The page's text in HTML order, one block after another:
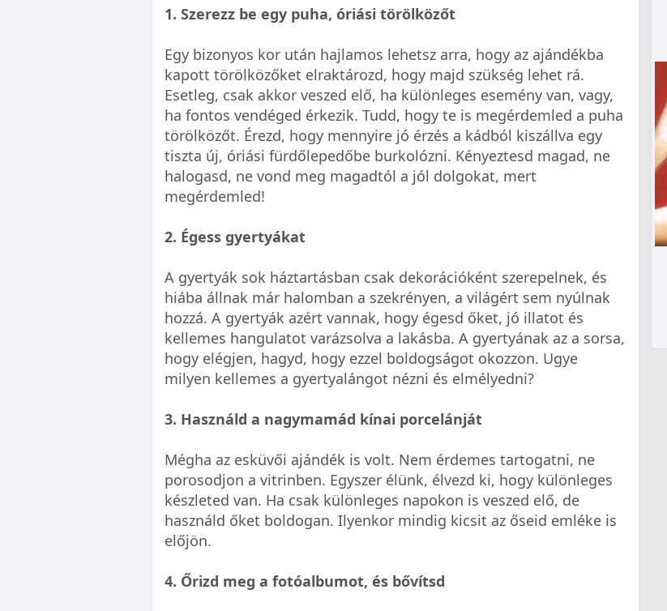
1. Szerezz be egy puha, óriási törölközőt
Egy bizonyos kor után hajlamos lehetsz arra, hogy az ajándékba
kapott törölközőket elraktározd, hogy majd szükség lehet rá.
Esetleg, csak akkor veszed elő, ha különleges esemény van, vagy,
ha fontos vendéged érkezik. Tudd, hogy te is megérdemled a puha
törölközőt. Érezd, hogy mennyire jó érzés a kádból kiszállva egy
tiszta új, óriási fürdőlepedőbe burkolózni. Kényeztesd magad, ne
halogasd, ne vond meg magadtól a jól dolgokat, mert
megérdemled!
2. Égess gyertyákat
A gyertyák sok háztartásban csak dekorációként szerepelnek, és
hiába állnak már halomban a szekrényen, a világért sem nyúlnak
hozzá. A gyertyák azért vannak, hogy égesd őket, jó illatot és
kellemes hangulatot varázsolva a lakásba. A gyertyának az a sorsa,
hogy elégjen, hagyd, hogy ezzel boldogságot okozzon. Ugye
milyen kellemes a gyertyalángot nézni és elmélyedni?
3. Használd a nagymamád kínai porcelánját
Mégha az esküvői ajándék is volt. Nem érdemes tartogatni, ne
porosodjon a vitrinben. Egyszer élünk, élvezd ki, hogy különleges
készleted van. Ha csak különleges napokon is veszed elő, de
használd őket boldogan. Ilyenkor mindig kicsit az őseid emléke is
előjön.
4. Őrizd meg a fotóalbumot, és bővítsd